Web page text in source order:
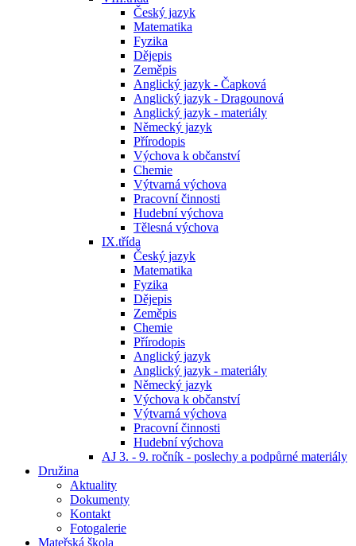
Český jazyk
Matematika
Fyzika
Dějepis
Zeměpis
Anglický jazyk - Čapková
Anglický jazyk - Dragounová
Anglický jazyk - materiály
Německý jazyk
Přírodopis
Výchova k občanství
Chemie
Výtvarná výchova
Pracovní činnosti
Hudební výchova
Tělesná výchova
IX.třída
Český jazyk
Matematika
Fyzika
Dějepis
Zeměpis
Chemie
Přírodopis
Anglický jazyk
Anglický jazyk - materiály
Německý jazyk
Výchova k občanství
Výtvarná výchova
Pracovní činnosti
Hudební výchova
AJ 3. - 9. ročník - poslechy a podpůrné materiály
Družina
Aktuality
Dokumenty
Kontakt
Fotogalerie
Mateřská škola